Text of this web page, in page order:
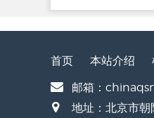
首页 本站介绍
邮箱：
地址：北京市